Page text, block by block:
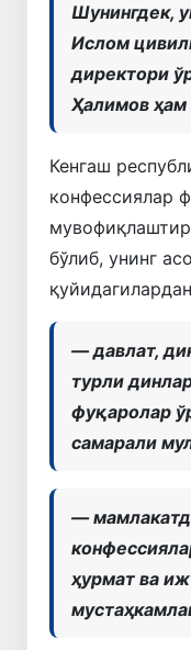
Шунингдек,
Ислом
директори
Ҳалимов
Кенгаш
конфессиялар
бўлиб, унинг
— давлат,
турли
фуқаролар
самарали
—
ҳурмат ва